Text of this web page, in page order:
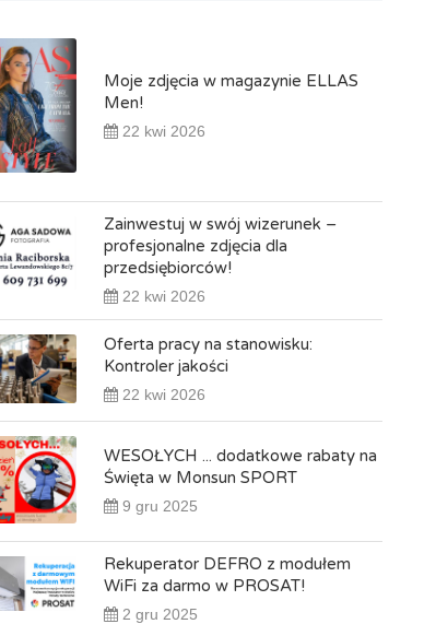
Moje zdjęcia w magazynie ELLAS
Men!
22 kwi 2026
Zainwestuj w swój wizerunek –
profesjonalne zdjęcia dla
przedsiębiorców!
22 kwi 2026
Oferta pracy na stanowisku:
Kontroler jakości
22 kwi 2026
WESOŁYCH ... dodatkowe rabaty na
Święta w Monsun SPORT
9 gru 2025
Rekuperator DEFRO z modułem
WiFi za darmo w PROSAT!
2 gru 2025